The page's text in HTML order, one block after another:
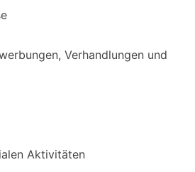
Verhandlungen und
Aktivitäten